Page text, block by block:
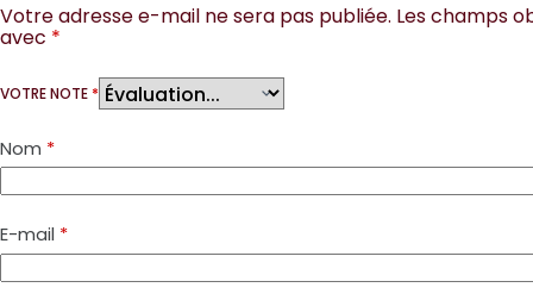
Votre adresse e-mail ne sera pas publiée. Les champs
avec *
VOTRE NOTE *
Nom *
E-mail *